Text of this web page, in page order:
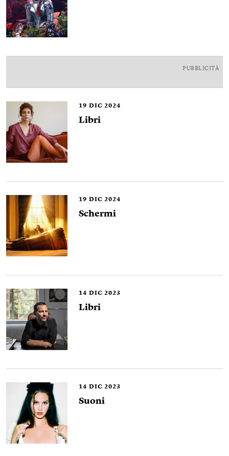
PUBBLICITÀ
19 DIC 2024
Libri
19 DIC 2024
Schermi
14 DIC 2023
Libri
14 DIC 2023
Suoni